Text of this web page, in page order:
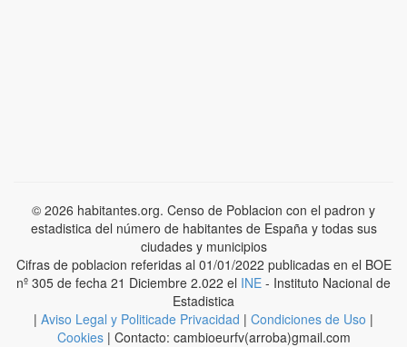
© 2026 habitantes.org. Censo de Poblacion con el padron y
estadistica del número de habitantes de España y todas sus
ciudades y municipios
Cifras de poblacion referidas al 01/01/2022 publicadas en el BOE
nº 305 de fecha 21 Diciembre 2.022 el INE - Instituto Nacional de
Estadistica
| Aviso Legal y Politicade Privacidad | Condiciones de Uso |
Cookies | Contacto: cambioeurfv(arroba)gmail.com